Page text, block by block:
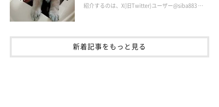
紹介するのは、X(旧Twitter)ユーザー@siba883 …
新着記事をもっと見る